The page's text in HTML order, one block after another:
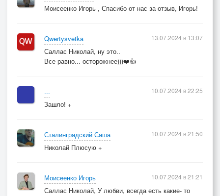
Моисеенко Игорь , Спасибо от нас за отзыв, Игорь!
Qwertysvetka
Саллас Николай, ну это..
Все равно... осторожнее)))❤️👍
13.07.2024 в 13:07
...
Зашло! +
10.07.2024 в 22:25
Сталинградский Саша
Николай Плюсую +
10.07.2024 в 21:50
Моисеенко Игорь
Саллас Николай, У любви, всегда есть какие- то
10.07.2024 в 21:21